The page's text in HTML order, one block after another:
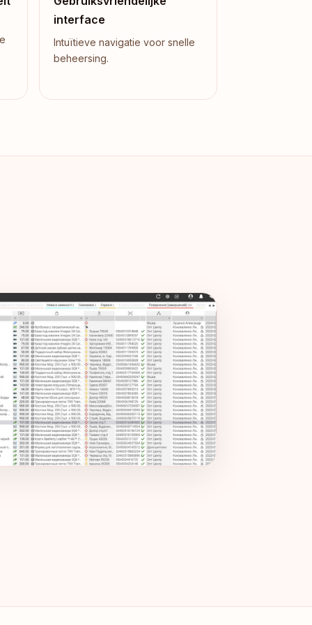
interface
Intuïtieve navigatie voor snelle
beheersing.